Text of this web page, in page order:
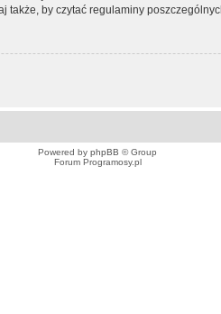
także, by czytać regulaminy
Powered by phpBB © Group
Forum Programosy.pl